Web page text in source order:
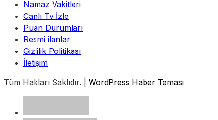
Namaz Vakitleri
Canlı Tv İzle
Puan Durumları
Resmi ilanlar
Gizlilik Politikası
İletişim
Tüm Hakları Saklıdır. | WordPress Haber Teması